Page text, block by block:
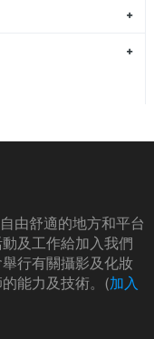
由舒適的地方和平台
及工作給加入我們
行有關攝影及化妝
能力及技術。(加入